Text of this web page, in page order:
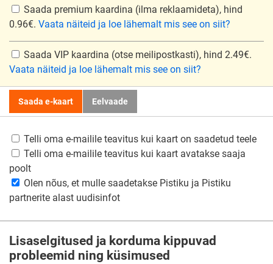
Saada premium kaardina (ilma reklaamideta), hind
0.96€. Vaata näiteid ja loe lähemalt mis see on siit?
Saada VIP kaardina (otse meilipostkasti), hind 2.49€.
Vaata näiteid ja loe lähemalt mis see on siit?
Saada e-kaart Eelvaade
Telli oma e-mailile teavitus kui kaart on saadetud teele
Telli oma e-mailile teavitus kui kaart avatakse saaja
poolt
Olen nõus, et mulle saadetakse Pistiku ja Pistiku
partnerite alast uudisinfot
Lisaselgitused ja korduma kippuvad
probleemid ning küsimused